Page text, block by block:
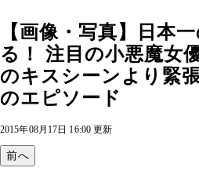
【画像・写真】日本
る！ 注目の小悪魔女
のキスシーンより緊
のエピソード
2015年08月17日 16:00 更新
前へ